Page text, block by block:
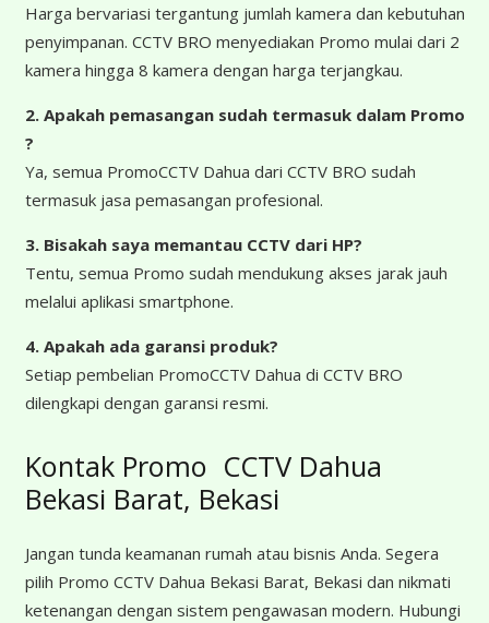
Harga bervariasi tergantung jumlah kamera dan kebutuhan
penyimpanan. CCTV BRO menyediakan Promo mulai dari 2
kamera hingga 8 kamera dengan harga terjangkau.
2. Apakah pemasangan sudah termasuk dalam Promo
?
Ya, semua PromoCCTV Dahua dari CCTV BRO sudah
termasuk jasa pemasangan profesional.
3. Bisakah saya memantau CCTV dari HP?
Tentu, semua Promo sudah mendukung akses jarak jauh
melalui aplikasi smartphone.
4. Apakah ada garansi produk?
Setiap pembelian PromoCCTV Dahua di CCTV BRO
dilengkapi dengan garansi resmi.
Kontak Promo CCTV Dahua
Bekasi Barat, Bekasi
Jangan tunda keamanan rumah atau bisnis Anda. Segera
pilih Promo CCTV Dahua Bekasi Barat, Bekasi dan nikmati
ketenangan dengan sistem pengawasan modern. Hubungi